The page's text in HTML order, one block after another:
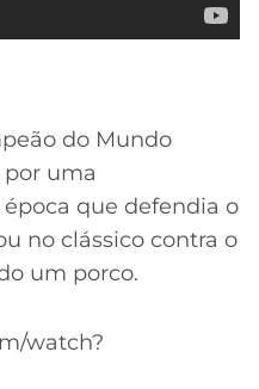
do Mundo
uma
que defendia o
no clássico contra o
um porco.
watch?